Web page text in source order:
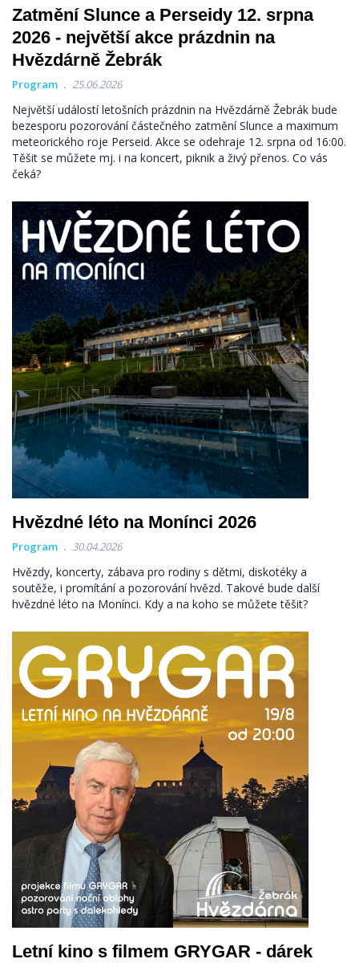
Zatmění Slunce a Perseidy 12. srpna
2026 - největší akce prázdnin na
Hvězdárně Žebrák
Program 25.06.2026
Největší událostí letošních prázdnin na Hvězdárně Žebrák bude
bezesporu pozorování částečného zatmění Slunce a maximum
meteorického roje Perseid. Akce se odehraje 12. srpna od 16:00.
Těšit se můžete mj. i na koncert, piknik a živý přenos. Co vás
čeká?
Hvězdné léto na Monínci 2026
Program 30.04.2026
Hvězdy, koncerty, zábava pro rodiny s dětmi, diskotéky a
soutěže, i promítání a pozorování hvězd. Takové bude další
hvězdné léto na Monínci. Kdy a na koho se můžete těšit?
Letní kino s filmem GRYGAR - dárek